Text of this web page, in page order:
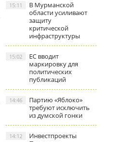
В Мурманской
области усиливают
защиту
критической
инфраструктуры
15:11
ЕС вводит
маркировку для
политических
публикаций
15:02
Партию «Яблоко»
требуют исключить
из думской гонки
14:46
Инвестпроекты
14:12